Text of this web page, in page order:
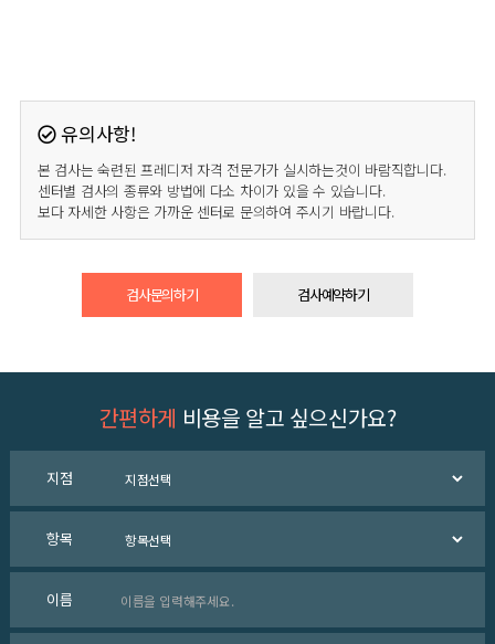
유의사항!
본 검사는 숙련된 프레디저 자격 전문가가 실시하는것이 바람직합니다.
센터별 검사의 종류와 방법에 다소 차이가 있을 수 있습니다.
보다 자세한 사항은 가까운 센터로 문의하여 주시기 바랍니다.
검사문의하기 검사예약하기
간편하게 비용을 알고 싶으신가요?
지점
항목
이름